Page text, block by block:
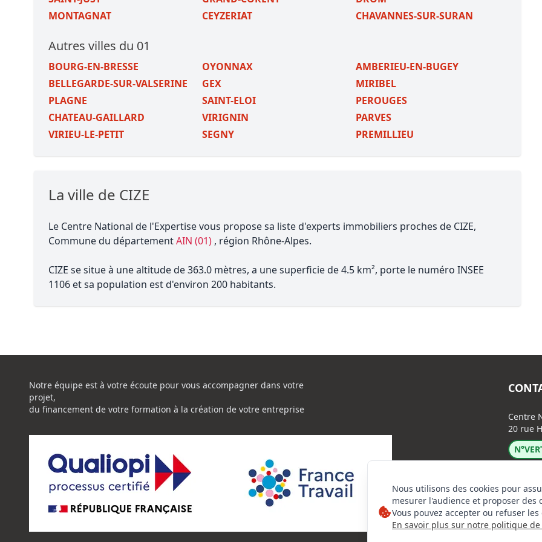
MONTAGNAT
CEYZERIAT CHAVANNES-SUR-SURAN
Autres villes du 01
BOURG-EN-BRESSE OYONNAX
AMBERIEU-EN-BUGEY
BELLEGARDE-SUR-VALSERINE
GEX
MIRIBEL
PLAGNE
SAINT-ELOI
PEROUGES
CHATEAU-GAILLARD
VIRIGNIN
PARVES
VIRIEU-LE-PETIT
SEGNY PREMILLIEU
La ville de CIZE
Le Centre National de l'Expertise vous propose sa liste d'experts immobiliers proches de CIZE,
Commune du départementAIN (01) , région Rhône-Alpes.
CIZE se situe à une altitude de 363.0 mètres, a une superficie de 4.5 km², porte le numéro INSEE
1106 et sa population est d'environ 200 habitants.
Nous utilisons des cookies pour
mesurer l'audience et proposer des
Vous pouvez accepter ou refuser
En savoir plus sur notre politique
Notre équipe est à votre écoute pour vous accompagner dans votre
projet,
du financement de votre formation à la création de votre entreprise
Centre
20 rue